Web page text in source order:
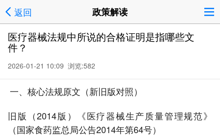
返回 政策解读
医疗器械法规中所说的合格证明是指哪些文
件？
2026-01-21 10:09 浏览:582
一、核心法规原文（新旧版对照）
旧版（2014版）《医疗器械生产质量管理规范》
（国家食药监总局公告2014年第64号）